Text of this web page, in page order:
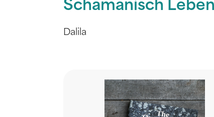
Schamanisch Leben
Dalila